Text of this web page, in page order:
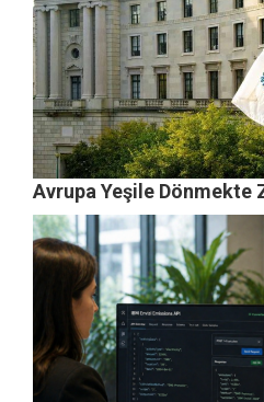
Avrupa Yeşile Dönmekte